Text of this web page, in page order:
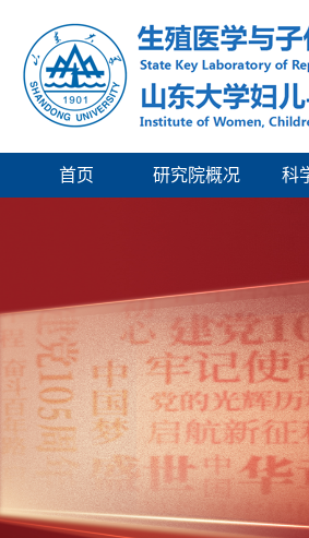
首页 研究院概况 科